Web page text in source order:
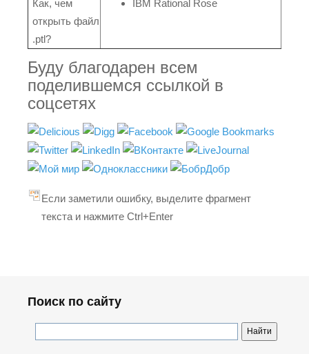
Как, чем
открыть файл
.ptl?
IBM Rational Rose
Буду благодарен всем
поделившемся ссылкой в
соцсетях
Если заметили ошибку, выделите фрагмент
текста и нажмите Ctrl+Enter
Поиск по сайту